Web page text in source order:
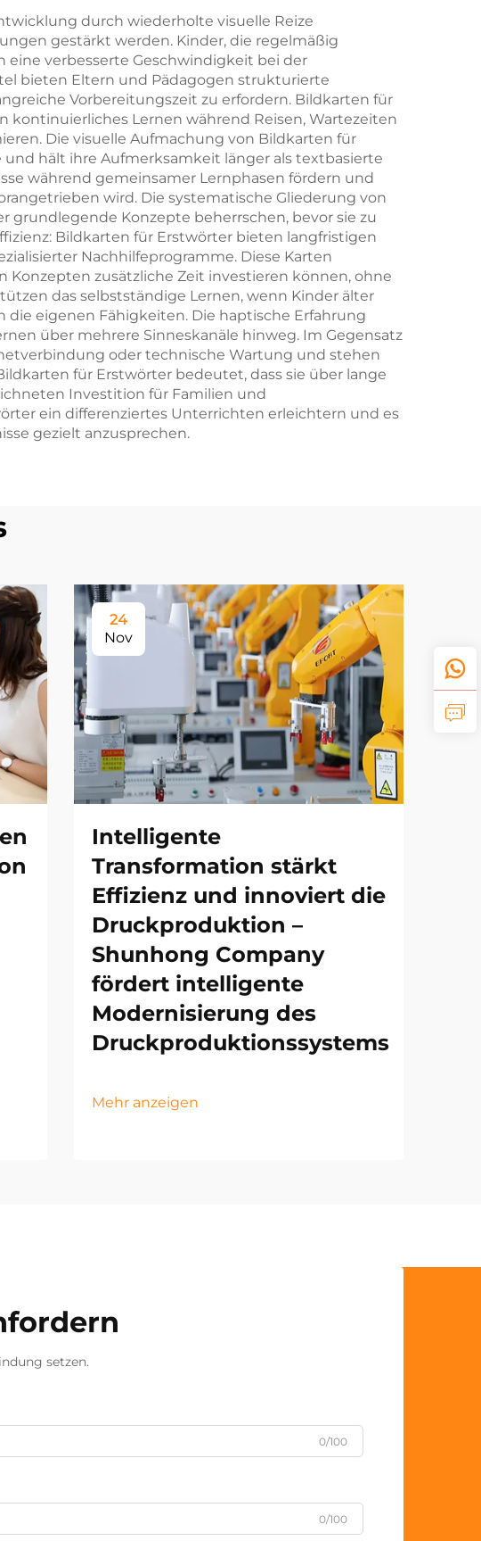
Kanten,
mit
durch wiederholte visuelle Reize
gestärkt werden. Kinder, die regelmäßig
verbesserte Geschwindigkeit bei der
bieten Eltern und Pädagogen strukturierte
Vorbereitungszeit zu erfordern. Bildkarten für
Lernen während Reisen, Wartezeiten
Die visuelle Aufmachung von Bildkarten für
hält ihre Aufmerksamkeit länger als textbasierte
während gemeinsamer Lernphasen fördern und
wird. Die systematische Gliederung von
grundlegende Konzepte beherrschen, bevor sie zu
Bildkarten für Erstwörter bieten langfristigen
Nachhilfeprogramme. Diese Karten
zusätzliche Zeit investieren können, ohne
das selbstständige Lernen, wenn Kinder älter
eigenen Fähigkeiten. Die haptische Erfahrung
über mehrere Sinneskanäle hinweg. Im Gegensatz
oder technische Wartung und stehen
für Erstwörter bedeutet, dass sie über lange
Investition für Familien und
ein differenziertes Unterrichten erleichtern und es
gezielt anzusprechen.
24
Nov
Intelligente
Transformation stärkt
Effizienz und innoviert die
Druckproduktion –
Shunhong Company
fördert intelligente
Modernisierung des
Druckproduktionssystems
Mehr anzeigen
setzen.
0/100
0/100